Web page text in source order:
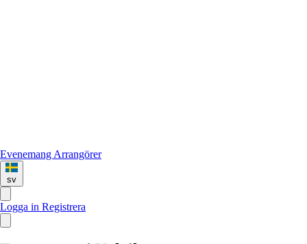
Evenemang Arrangörer
sv
Logga in Registrera